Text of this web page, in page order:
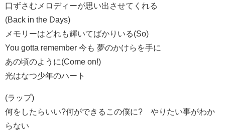
口ずさむメロディーが思い出させてくれる
(Back in the Days)
メモリーはどれも輝いてばかりいる(So)
You gotta remember 今も 夢のかけらを手に
あの頃のように(Come on!)
光はなつ少年のハート
(ラップ)
何をしたらいい?何ができるこの僕に? やりたい事がわか
らない